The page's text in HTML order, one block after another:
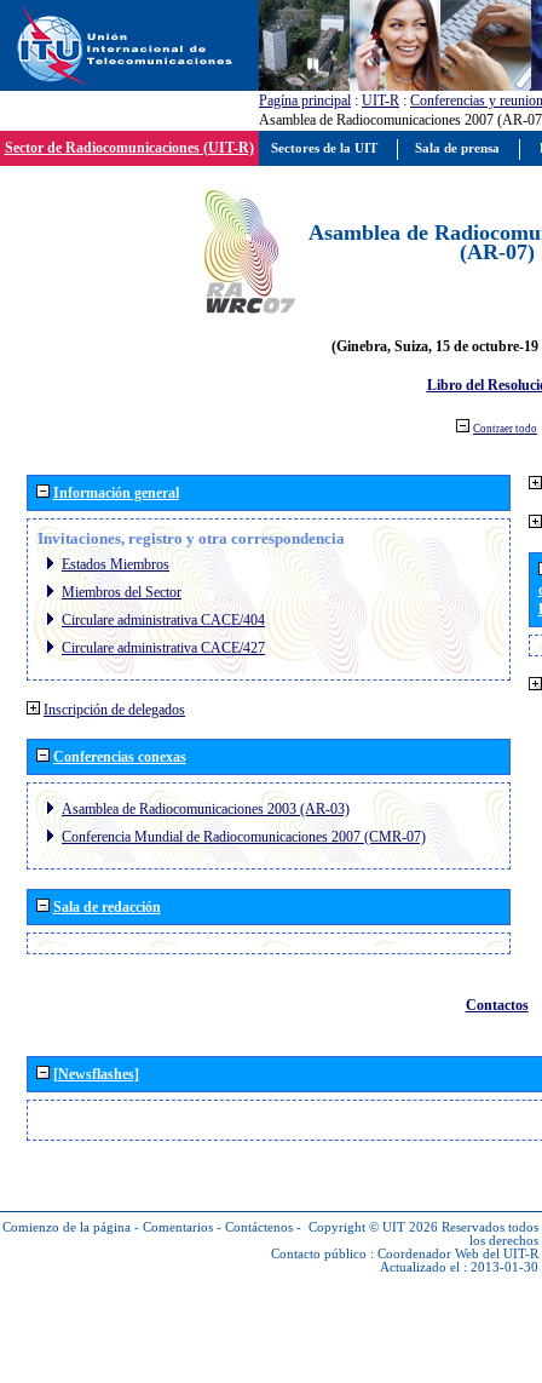
Pagína principal : UIT-R : Conferencias y
Asamblea de Radiocomunicaciones 2007 (AR-
Sector de Radiocomunicaciones (UIT-R)
Asamblea de
(AR-07)
(Ginebra, Suiza, 15 de octubre-19
Libro del
Contraer todo
Información general
Invitaciones, registro y otra correspondencia
Estados Miembros
Miembros del Sector
Circulare administrativa CACE/404
Circulare administrativa CACE/427
Inscripción de delegados
Conferencias conexas
Asamblea de Radiocomunicaciones 2003 (AR-03)
Conferencia Mundial de Radiocomunicaciones 2007 (CMR-07)
Sala de redacción
Contactos
[Newsflashes]
Comienzo de la página - Comentarios - Contáctenos - Copyright © UIT 2026 Reservados todos
los derechos
Contacto público : Coordenador Web del UIT-R
Actualizado el : 2013-01-30
Sectores de la UIT Sala de prensa